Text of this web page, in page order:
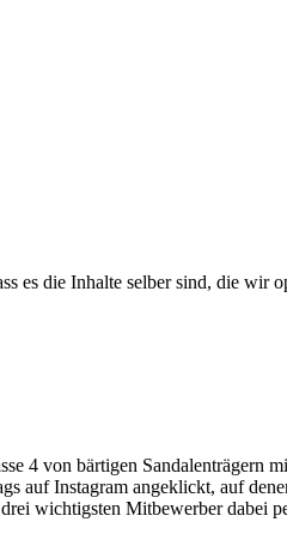
es die Inhalte selber sind, die wir
4 von bärtigen Sandalenträgern
Instagram angeklickt, auf
wichtigsten Mitbewerber dabei